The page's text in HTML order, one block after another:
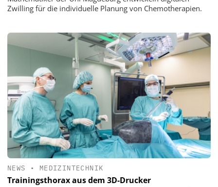
Zwilling für die individuelle Planung von Chemotherapien.
NEWS • MEDIZINTECHNIK
Trainingsthorax aus dem 3D-Drucker